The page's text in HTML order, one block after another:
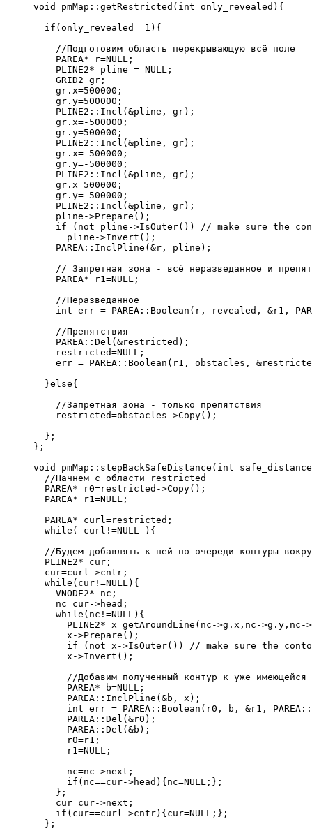
void pmMap::getRestricted(int only_revealed){
if(only_revealed==1){
//Подготовим область перекрывающую всё поле
PAREA* r=NULL;
PLINE2* pline = NULL;
GRID2 gr;
gr.x=500000;
gr.y=500000;
PLINE2::Incl(&pline, gr);
gr.x=-500000;
gr.y=500000;
PLINE2::Incl(&pline, gr);
gr.x=-500000;
gr.y=-500000;
PLINE2::Incl(&pline, gr);
gr.x=500000;
gr.y=-500000;
PLINE2::Incl(&pline, gr);
pline->Prepare();
if (not pline->IsOuter()) // make sure the
pline->Invert();
PAREA::InclPline(&r, pline);
// Запретная зона - всё неразведанное и
PAREA* r1=NULL;
//Неразведанное
int err = PAREA::Boolean(r, revealed, &r1,
//Препятствия
PAREA::Del(&restricted);
restricted=NULL;
err = PAREA::Boolean(r1, obstacles,
}else{
//Запретная зона - только препятствия
restricted=obstacles->Copy();
};
};
void pmMap::stepBackSafeDistance(int
//Начнем с области restricted
PAREA* r0=restricted->Copy();
PAREA* r1=NULL;
PAREA* curl=restricted;
while( curl!=NULL ){
//Будем добавлять к ней по очереди контуры
PLINE2* cur;
cur=curl->cntr;
while(cur!=NULL){
VNODE2* nc;
nc=cur->head;
while(nc!=NULL){
PLINE2* x=getAroundLine(nc->g.x,nc->g.y,nc-
x->Prepare();
if (not x->IsOuter()) // make sure the
x->Invert();
//Добавим полученный контур к уже имеющейся
PAREA* b=NULL;
PAREA::InclPline(&b, x);
int err = PAREA::Boolean(r0, b, &r1,
PAREA::Del(&r0);
PAREA::Del(&b);
r0=r1;
r1=NULL;
nc=nc->next;
if(nc==cur->head){nc=NULL;};
};
cur=cur->next;
if(cur==curl->cntr){cur=NULL;};
};